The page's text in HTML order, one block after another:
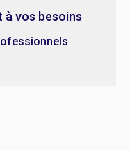
vos besoins